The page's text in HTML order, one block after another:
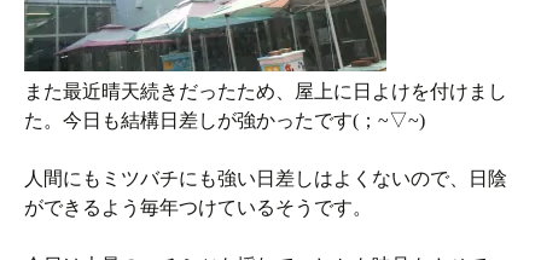
また最近晴天続きだったため、屋上に日よけを付けまし
た。今日も結構日差しが強かったです(；~▽~)
人間にもミツバチにも強い日差しはよくないので、日陰
ができるよう毎年つけているそうです。